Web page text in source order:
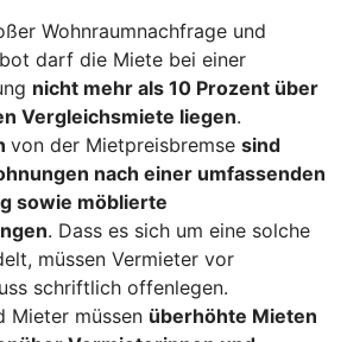
Wohnraumnachfrage und
darf die Miete bei einer
nicht mehr als 10 Prozent über
Vergleichsmiete liegen.
von der Mietpreisbremse sind
nach einer umfassenden
sowie möblierte
. Dass es sich um eine solche
müssen Vermieter vor
schriftlich offenlegen.
Mieter müssen überhöhte Mieten